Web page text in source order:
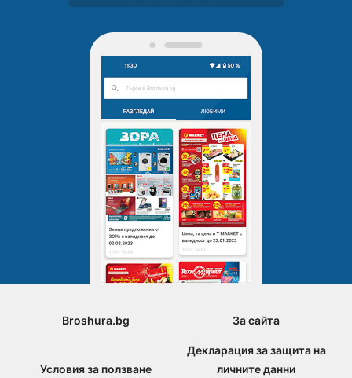
Broshura.bg За сайта
Условия за ползване
Декларация за защита на
личните данни